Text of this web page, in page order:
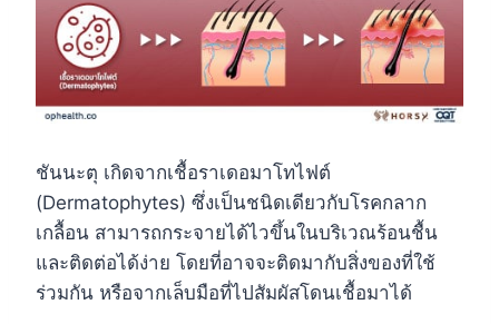
ชันนะตุ เกิดจากเชื้อราเดอมาโทไฟต์
(Dermatophytes) ซึ่งเป็นชนิดเดียวกับโรคกลาก
เกลื้อน สามารถกระจายได้ไวขึ้นในบริเวณร้อนชื้น
และติดต่อได้ง่าย โดยที่อาจจะติดมากับสิ่งของที่ใช้
ร่วมกัน หรือจากเล็บมือที่ไปสัมผัสโดนเชื้อมาได้